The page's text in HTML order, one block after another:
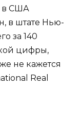
в США
в штате Нью-
за 140
цифры,
не кажется
Real